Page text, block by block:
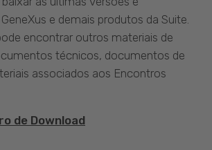
e demais produtos da Suite.
encontrar outros materiais de
técnicos, documentos de
associados aos Encontros
de Download